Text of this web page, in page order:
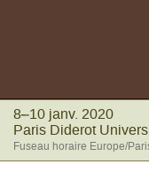
8–10 janv. 2020
Paris Diderot
Fuseau horaire Europe/